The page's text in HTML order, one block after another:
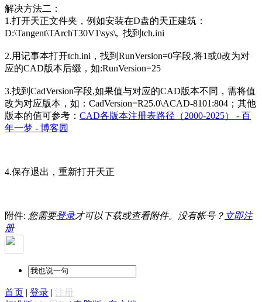
解决方法二：
1.打开天正文件夹，例如安装在D盘的天正建筑：
D:\Tangent\TArchT30V1\sys\, 找到tch.ini
2.用记事本打开tch.ini，找到RunVersion=0字段,将1或0改为对
应的CAD版本后缀，如:RunVersion=25
3.找到CadVersion字段,如果值与对应的CAD版本不同，需将值
改为对应版本，如：CadVersion=R25.0\ACAD-8101:804；其他
版本的值可参考： CAD各版本注册表路径（2000-2025） - 百
年一梦 - 博客园
4.保存退出，重新打开天正
附件: 您需要登录才可以下载或查看附件。没有帐号？ 立即注
册
首页 | 登录 | 注册